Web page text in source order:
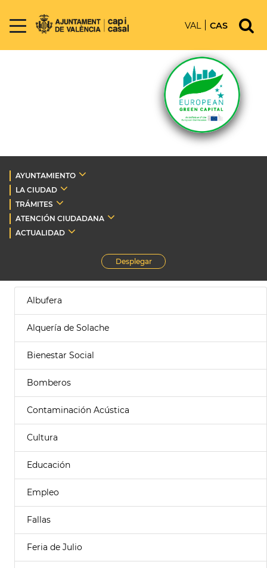
VAL CAS
AYUNTAMIENTO
LA CIUDAD
TRÁMITES
ATENCIÓN CIUDADANA
ACTUALIDAD
Desplegar
Albufera
Alquería de Solache
Bienestar Social
Bomberos
Contaminación Acústica
Cultura
Educación
Empleo
Fallas
Feria de Julio